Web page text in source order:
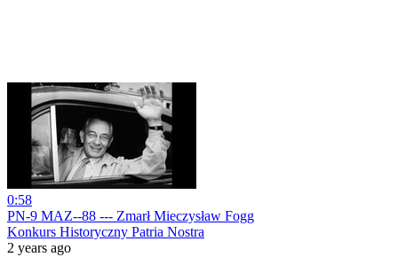
0:58
PN-9 MAZ--88 --- Zmarł Mieczysław Fogg
Konkurs Historyczny Patria Nostra
2 years ago